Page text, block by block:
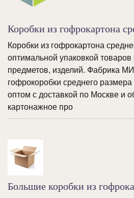
Коробки из гофрокартона
Коробки из гофрокартона
оптимальной упаковкой
предметов, изделий. Фабрика
гофрокоробки среднего размера
оптом с доставкой по Москве и
картонажное про
Большие коробки из